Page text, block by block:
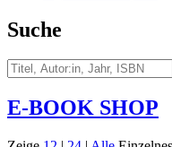
Suche
E-BOOK SHOP